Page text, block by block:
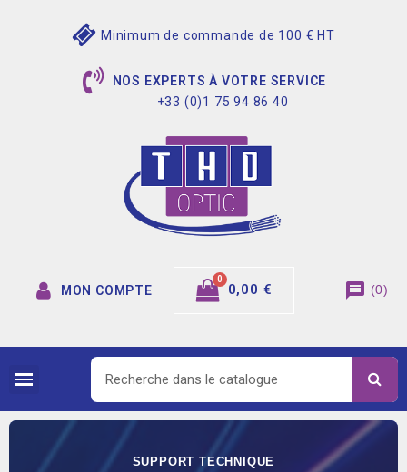
Minimum de commande de 100 € HT
NOS EXPERTS À VOTRE SERVICE
+33 (0)1 75 94 86 40
MON COMPTE 0,00 € message (0)
SUPPORT TECHNIQUE